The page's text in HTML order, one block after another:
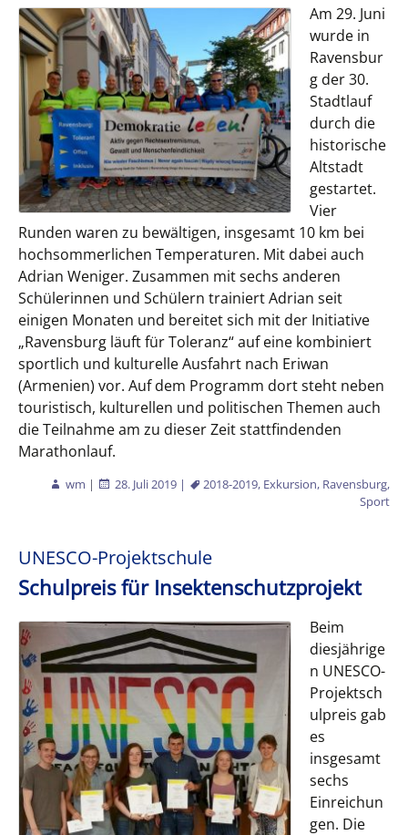
Am 29. Juni
wurde in
Ravensbur
g der 30.
Stadtlauf
durch die
historische
Altstadt
gestartet.
Vier
Runden waren zu bewältigen, insgesamt 10 km bei
hochsommerlichen Temperaturen. Mit dabei auch
Adrian Weniger. Zusammen mit sechs anderen
Schülerinnen und Schülern trainiert Adrian seit
einigen Monaten und bereitet sich mit der Initiative
„Ravensburg läuft für Toleranz“ auf eine kombiniert
sportlich und kulturelle Ausfahrt nach Eriwan
(Armenien) vor. Auf dem Programm dort steht neben
touristisch, kulturellen und politischen Themen auch
die Teilnahme am zu dieser Zeit stattfindenden
Marathonlauf.
wm | 28. Juli 2019 | 2018-2019, Exkursion, Ravensburg,
Sport
UNESCO-Projektschule
Schulpreis für Insektenschutzprojekt
Beim
diesjährige
n UNESCO-
Projektsch
ulpreis gab
es
insgesamt
sechs
Einreichun
gen. Die